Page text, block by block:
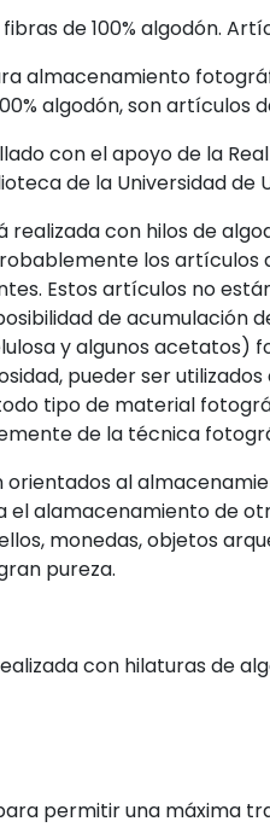
de 100% algodón.
almacenamiento
algodón, son artículos
con el apoyo de la
de la Universidad de
realizada con hilos de
los
Estos artículos no
de acumulación
y algunos acetatos)
pueder ser
tipo de material
de la técnica
orientados al
alamacenamiento de
monedas, objetos
pureza.
con hilaturas de
permitir una máxima